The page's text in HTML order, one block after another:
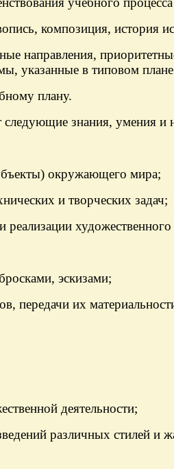
композиция, история
указанные в типовом
плану.
знания, умения и
окружающего мира;
и творческих задач;
реализации
эскизами;
передачи их
деятельности;
различных стилей и